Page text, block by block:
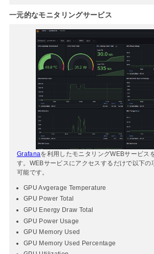
一元的なモニタリングサービス
Grafanaを利用したモニタリングWEBサービス
す。WEBサービスにアクセスするだけで以下の
可能です。
GPU Avgerage Temperature
GPU Power Total
GPU Energy Draw Total
GPU Power Usage
GPU Memory Used
GPU Memory Used Percentage